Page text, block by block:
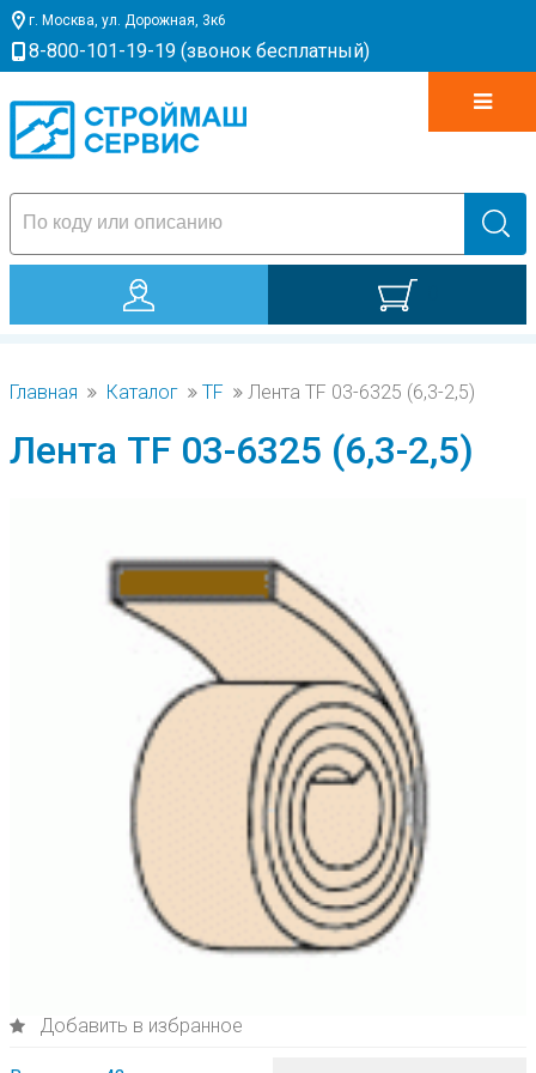
г. Москва, ул. Дорожная, 3к6
8-800-101-19-19 (звонок бесплатный)
Главная Каталог TF Лента TF 03-6325 (6,3-2,5)
Лента TF 03-6325 (6,3-2,5)
Добавить в избранное